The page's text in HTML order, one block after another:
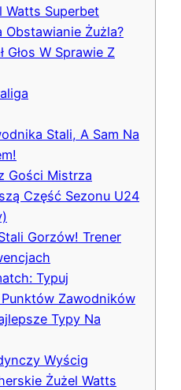
Watts Superbet
Obstawianie Żużla?
Głos W Sprawie Z
Stali, A Sam Na
Gości Mistrza
Część Sezonu U24
Gorzów! Trener
Typuj
Zawodników
Typy Na
Wyścig
Żużel Watts